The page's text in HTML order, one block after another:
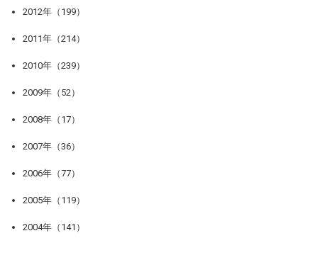
2012年（199）
2011年（214）
2010年（239）
2009年（52）
2008年（17）
2007年（36）
2006年（77）
2005年（119）
2004年（141）